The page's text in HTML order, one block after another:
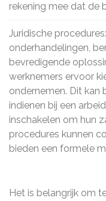
rekening mee dat de
Juridische
onderhandelingen,
bevredigende
werknemers ervoor
ondernemen. Dit kan
indienen bij een
inschakelen om hun
procedures kunnen
bieden een formele
Het is belangrijk om